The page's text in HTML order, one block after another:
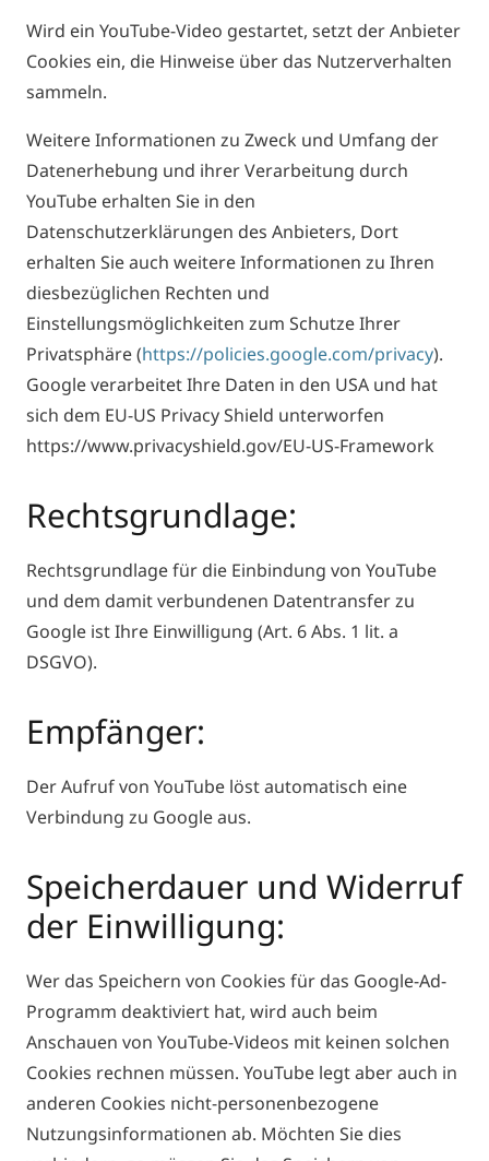
Wird ein YouTube-Video gestartet, setzt der Anbieter
Cookies ein, die Hinweise über das Nutzerverhalten
sammeln.
Weitere Informationen zu Zweck und Umfang der
Datenerhebung und ihrer Verarbeitung durch
YouTube erhalten Sie in den
Datenschutzerklärungen des Anbieters, Dort
erhalten Sie auch weitere Informationen zu Ihren
diesbezüglichen Rechten und
Einstellungsmöglichkeiten zum Schutze Ihrer
Privatsphäre (https://policies.google.com/privacy).
Google verarbeitet Ihre Daten in den USA und hat
sich dem EU-US Privacy Shield unterworfen
https://www.privacyshield.gov/EU-US-Framework
Rechtsgrundlage:
Rechtsgrundlage für die Einbindung von YouTube
und dem damit verbundenen Datentransfer zu
Google ist Ihre Einwilligung (Art. 6 Abs. 1 lit. a
DSGVO).
Empfänger:
Der Aufruf von YouTube löst automatisch eine
Verbindung zu Google aus.
Speicherdauer und Widerruf
der Einwilligung:
Wer das Speichern von Cookies für das Google-Ad-
Programm deaktiviert hat, wird auch beim
Anschauen von YouTube-Videos mit keinen solchen
Cookies rechnen müssen. YouTube legt aber auch in
anderen Cookies nicht-personenbezogene
Nutzungsinformationen ab. Möchten Sie dies